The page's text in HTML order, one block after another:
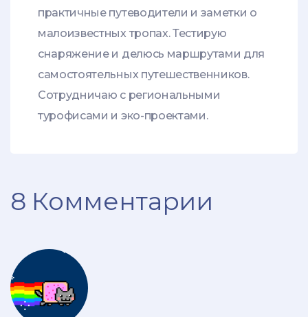
практичные путеводители и заметки о
малоизвестных тропах. Тестирую
снаряжение и делюсь маршрутами для
самостоятельных путешественников.
Сотрудничаю с региональными
турофисами и эко-проектами.
8 Комментарии